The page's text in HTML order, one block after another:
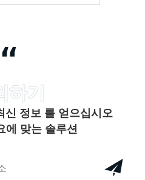
“
신 정보 를 얻으십시오
에 맞는 솔루션